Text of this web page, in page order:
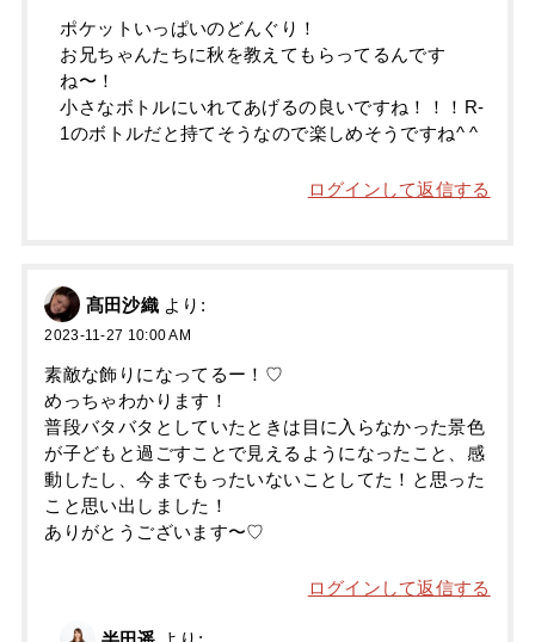
ポケットいっぱいのどんぐり！
お兄ちゃんたちに秋を教えてもらってるんです
ね〜！
小さなボトルにいれてあげるの良いですね！！！R-
1のボトルだと持てそうなので楽しめそうですね^ ^
ログインして返信する
髙田沙織 より:
2023-11-27 10:00 AM
素敵な飾りになってるー！♡
めっちゃわかります！
普段バタバタとしていたときは目に入らなかった景色
が子どもと過ごすことで見えるようになったこと、感
動したし、今までもったいないことしてた！と思った
こと思い出しました！
ありがとうございます〜♡
ログインして返信する